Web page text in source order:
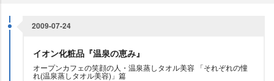
2009-07-24
イオン化粧品『温泉の恵み』
オープンカフェの笑顔の人・温泉蒸しタオル美容 「それぞれの憧
れ(温泉蒸しタオル美容)」篇